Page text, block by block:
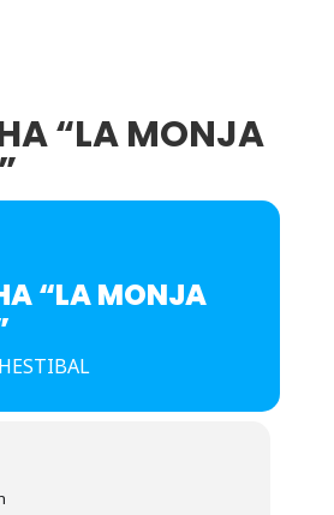
“LA MONJA
“LA MONJA